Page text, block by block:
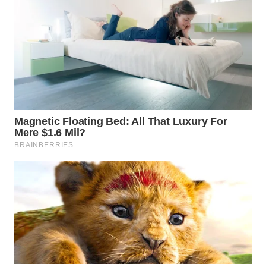
SULUT
MALUKU
WN
MALUT
DANAU
TOBA
WN